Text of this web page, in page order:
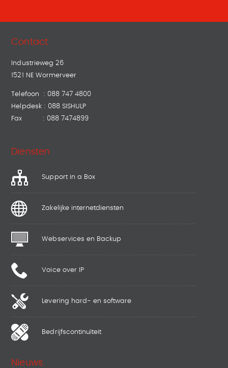
Contact
Industrieweg 26
1521 NE Wormerveer
Telefoon : 088 747 4800
Helpdesk : 088 SISHULP
Fax : 088 7474899
Diensten
Support in a Box
Zakelijke internetdiensten
Webservices en Backup
Voice over IP
Levering hard- en software
Bedrijfscontinuïteit
Nieuws